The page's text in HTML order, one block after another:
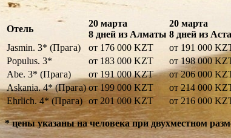
Отель
20 марта
8 дней из Алматы
20 марта
8 дней из
Jasmin. 3* (Прага)
от 176 000 KZT
от 191 000
Populus. 3*
от 183 000 KZT
от 198 000
Abe. 3* (Прага)
от 191 000 KZT
от 206 000
Askania. 4* (Прага) от 199 000 KZT
от 214 000
Ehrlich. 4* (Прага) от 201 000 KZT от 216 000
* цены указаны на человека при двухместном